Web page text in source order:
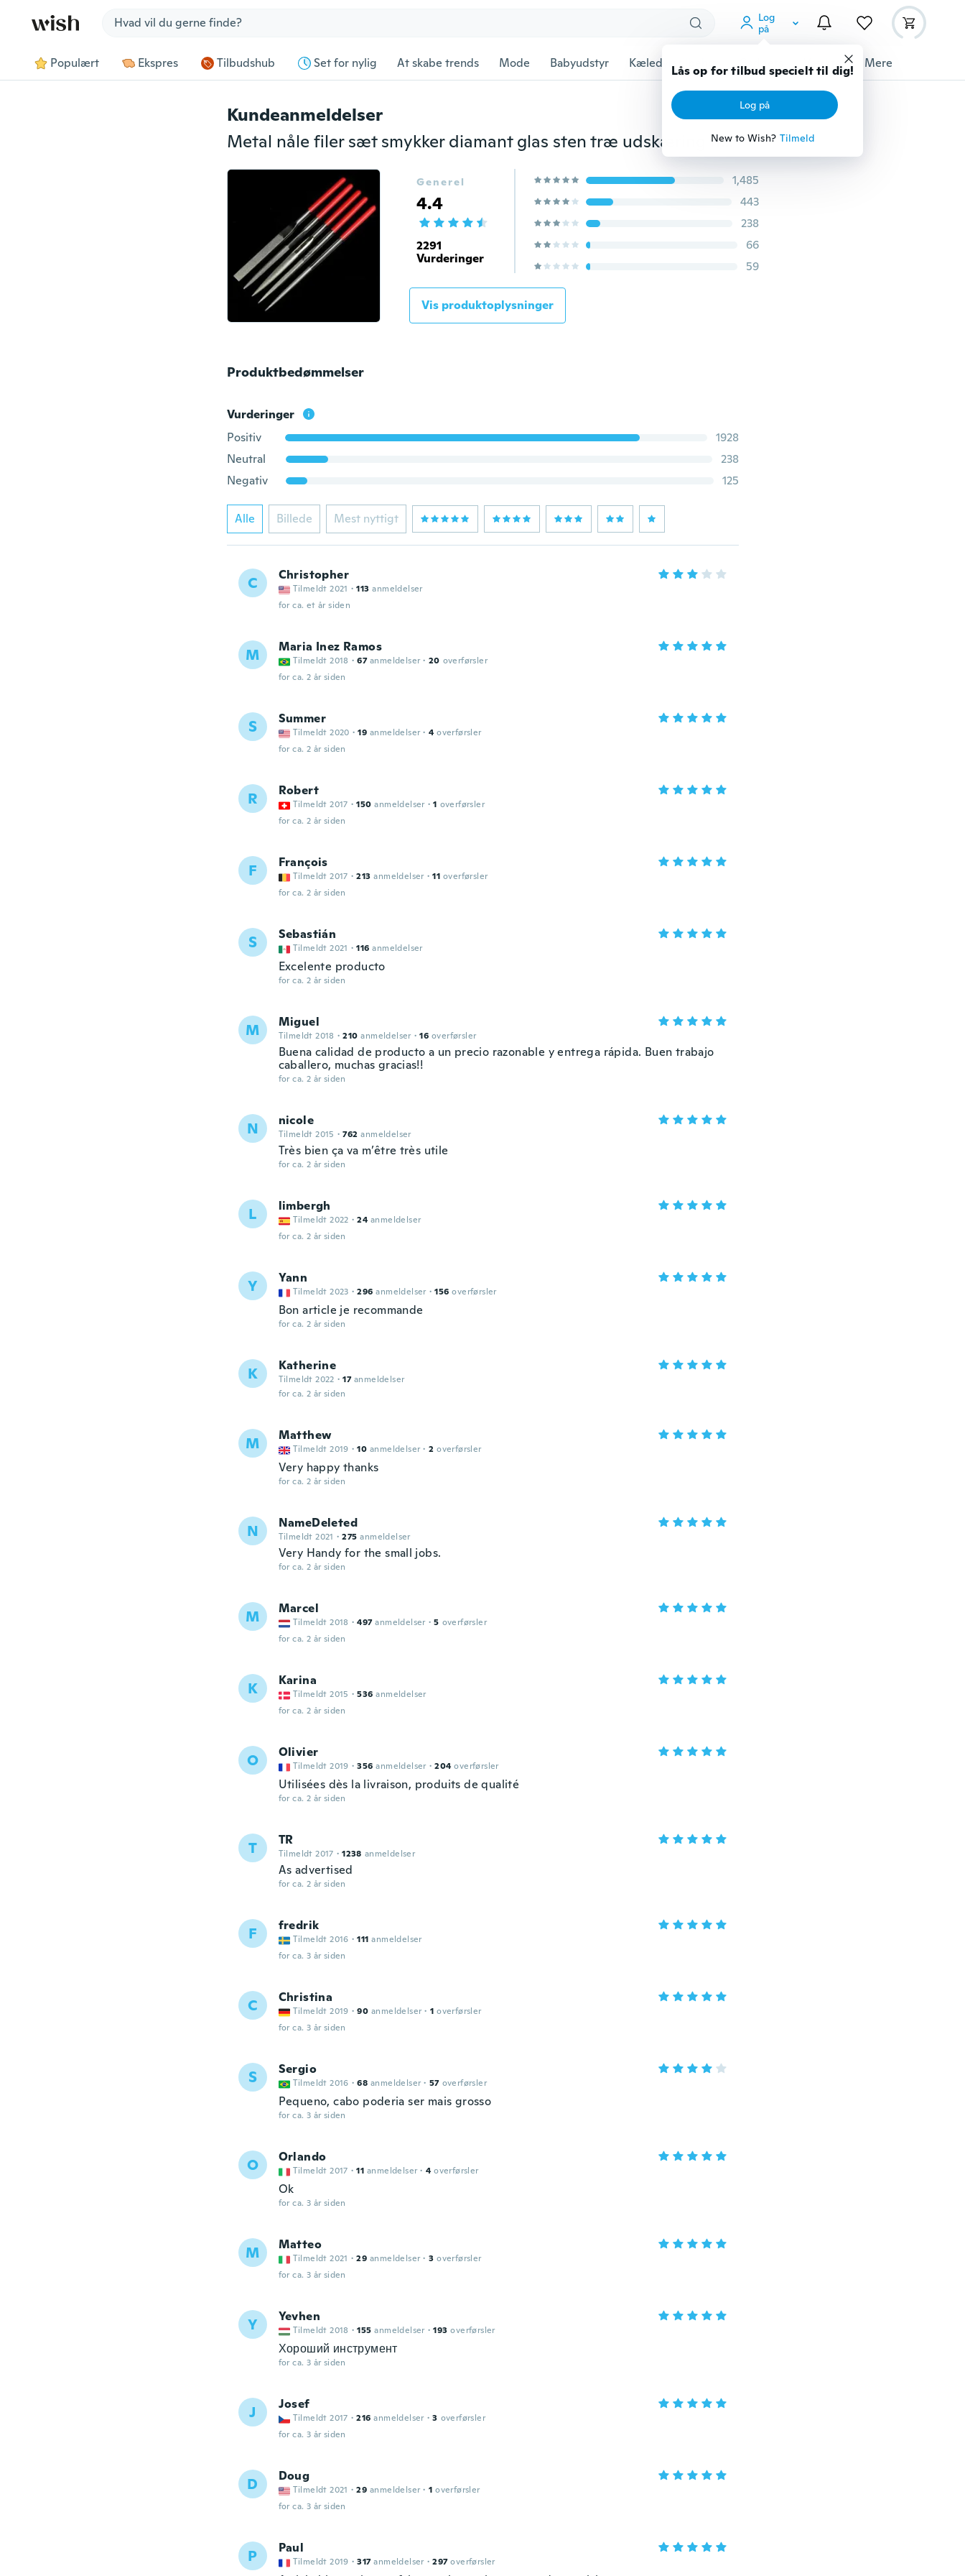
Log
på
Lås op for tilbud specielt til dig!
Log på
New to Wish? Tilmeld
Populært Ekspres Tilbudshub Set for nylig At skabe trends Mode Babyudstyr Kæledyrstilbehør Gadgets Værktøj Mere
Kundeanmeldelser
Metal nåle filer sæt smykker diamant glas sten træ udskæring håndværktøj 5stk
Generel
4.4
2291
Vurderinger
1,485
443
238
66
59
Vis produktoplysninger
Produktbedømmelser
Vurderinger
Positiv
1928
Neutral
238
Negativ
125
Alle Billede Mest nyttigt
C Christopher
Tilmeldt 2021 · 113 anmeldelser
for ca. et år siden
M Maria Inez Ramos
Tilmeldt 2018 · 67 anmeldelser · 20 overførsler
for ca. 2 år siden
S Summer
Tilmeldt 2020 · 19 anmeldelser · 4 overførsler
for ca. 2 år siden
R Robert
Tilmeldt 2017 · 150 anmeldelser · 1 overførsler
for ca. 2 år siden
F François
Tilmeldt 2017 · 213 anmeldelser · 11 overførsler
for ca. 2 år siden
S Sebastián
Tilmeldt 2021 · 116 anmeldelser
Excelente producto
for ca. 2 år siden
M Miguel
Tilmeldt 2018 · 210 anmeldelser · 16 overførsler
Buena calidad de producto a un precio razonable y entrega rápida. Buen trabajo
caballero, muchas gracias!!
for ca. 2 år siden
N nicole
Tilmeldt 2015 · 762 anmeldelser
Très bien ça va m’être très utile
for ca. 2 år siden
L limbergh
Tilmeldt 2022 · 24 anmeldelser
for ca. 2 år siden
Y Yann
Tilmeldt 2023 · 296 anmeldelser · 156 overførsler
Bon article je recommande
for ca. 2 år siden
K Katherine
Tilmeldt 2022 · 17 anmeldelser
for ca. 2 år siden
M Matthew
Tilmeldt 2019 · 10 anmeldelser · 2 overførsler
Very happy thanks
for ca. 2 år siden
N NameDeleted
Tilmeldt 2021 · 275 anmeldelser
Very Handy for the small jobs.
for ca. 2 år siden
M Marcel
Tilmeldt 2018 · 497 anmeldelser · 5 overførsler
for ca. 2 år siden
K Karina
Tilmeldt 2015 · 536 anmeldelser
for ca. 2 år siden
O Olivier
Tilmeldt 2019 · 356 anmeldelser · 204 overførsler
Utilisées dès la livraison, produits de qualité
for ca. 2 år siden
T TR
Tilmeldt 2017 · 1238 anmeldelser
As advertised
for ca. 2 år siden
F fredrik
Tilmeldt 2016 · 111 anmeldelser
for ca. 3 år siden
C Christina
Tilmeldt 2019 · 90 anmeldelser · 1 overførsler
for ca. 3 år siden
S Sergio
Tilmeldt 2016 · 68 anmeldelser · 57 overførsler
Pequeno, cabo poderia ser mais grosso
for ca. 3 år siden
O Orlando
Tilmeldt 2017 · 11 anmeldelser · 4 overførsler
Ok
for ca. 3 år siden
M Matteo
Tilmeldt 2021 · 29 anmeldelser · 3 overførsler
for ca. 3 år siden
Y Yevhen
Tilmeldt 2018 · 155 anmeldelser · 193 overførsler
Хороший инструмент
for ca. 3 år siden
J Josef
Tilmeldt 2017 · 216 anmeldelser · 3 overførsler
for ca. 3 år siden
D Doug
Tilmeldt 2021 · 29 anmeldelser · 1 overførsler
for ca. 3 år siden
P Paul
Tilmeldt 2019 · 317 anmeldelser · 297 overførsler